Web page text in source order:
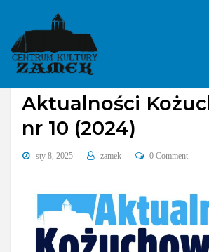
content
2024
Aktualności
nr 10 (2024)
sty 8, 2025 zamek 0 Comment